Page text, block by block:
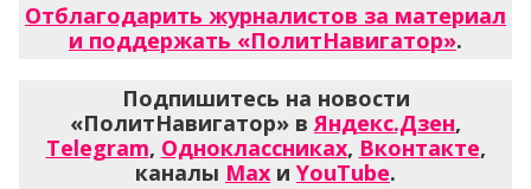
Отблагодарить журналистов за материал
и поддержать «ПолитНавигатор».
Подпишитесь на новости
«ПолитНавигатор» вЯндекс.Дзен,
Telegram, Одноклассниках, Вконтакте,
каналы Max и YouTube.